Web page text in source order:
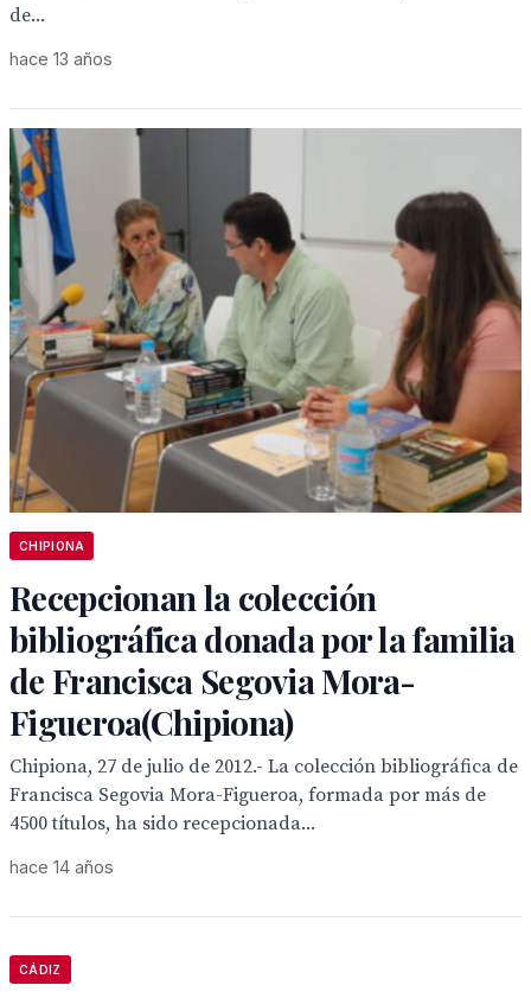
de...
hace 13 años
CHIPIONA
Recepcionan la colección
bibliográfica donada por la familia
de Francisca Segovia Mora-
Figueroa(Chipiona)
Chipiona, 27 de julio de 2012.- La colección bibliográfica de
Francisca Segovia Mora-Figueroa, formada por más de
4500 títulos, ha sido recepcionada...
hace 14 años
CÁDIZ